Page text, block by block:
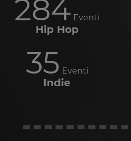
284 Eventi
Hip Hop
35 Eventi
Indie